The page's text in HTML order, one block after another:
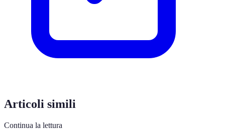
Articoli simili
Continua la lettura